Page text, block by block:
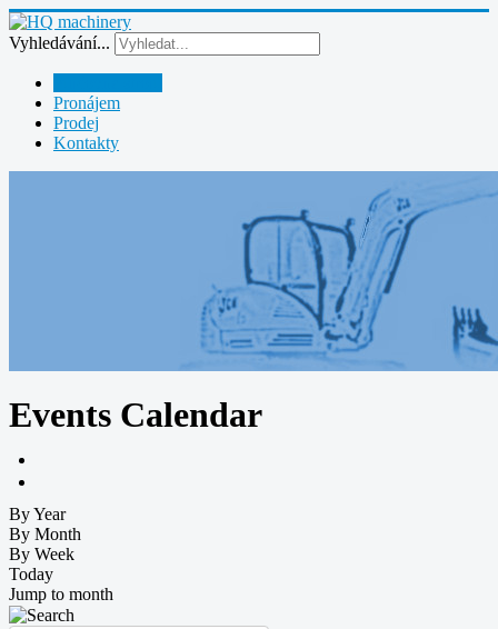
Vyhledávání...
Pronájem
Prodej
Kontakty
Events Calendar
By Year
By Month
By Week
Today
Jump to month